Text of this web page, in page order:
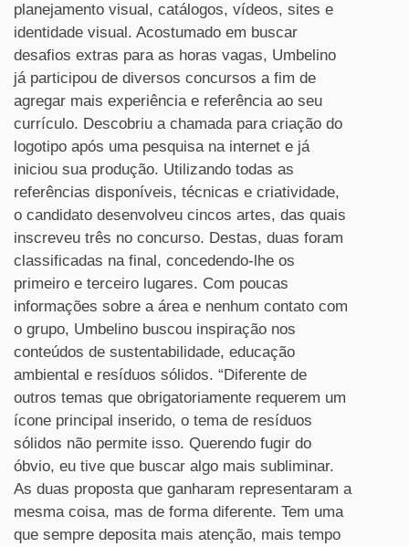
planejamento visual, catálogos, vídeos, sites e
identidade visual. Acostumado em buscar
desafios extras para as horas vagas, Umbelino
já participou de diversos concursos a fim de
agregar mais experiência e referência ao seu
currículo. Descobriu a chamada para criação do
logotipo após uma pesquisa na internet e já
iniciou sua produção. Utilizando todas as
referências disponíveis, técnicas e criatividade,
o candidato desenvolveu cincos artes, das quais
inscreveu três no concurso. Destas, duas foram
classificadas na final, concedendo-lhe os
primeiro e terceiro lugares. Com poucas
informações sobre a área e nenhum contato com
o grupo, Umbelino buscou inspiração nos
conteúdos de sustentabilidade, educação
ambiental e resíduos sólidos. “Diferente de
outros temas que obrigatoriamente requerem um
ícone principal inserido, o tema de resíduos
sólidos não permite isso. Querendo fugir do
óbvio, eu tive que buscar algo mais subliminar.
As duas proposta que ganharam representaram a
mesma coisa, mas de forma diferente. Tem uma
que sempre deposita mais atenção, mais tempo